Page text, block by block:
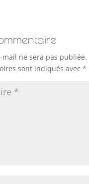
mail ne sera pas publiée.
sont indiqués avec *